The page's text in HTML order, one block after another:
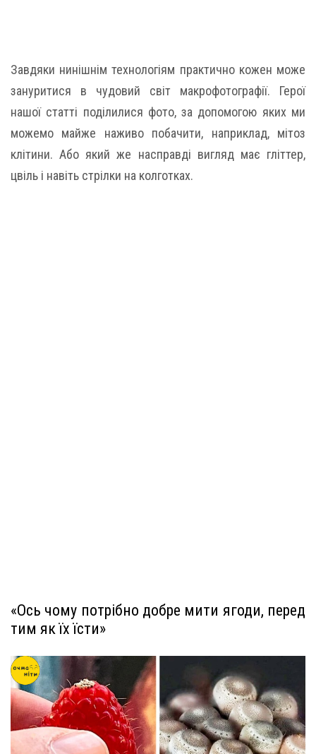
Завдяки нинішнім технологіям практично кожен може
зануритися в чудовий світ макрофотографії. Герої
нашої статті поділилися фото, за допомогою яких ми
можемо майже наживо побачити, наприклад, мітоз
клітини. Або який же насправді вигляд має гліттер,
цвіль і навіть стрілки на колготках.
«Ось чому потрібно добре мити ягоди, перед
тим як їх їсти»